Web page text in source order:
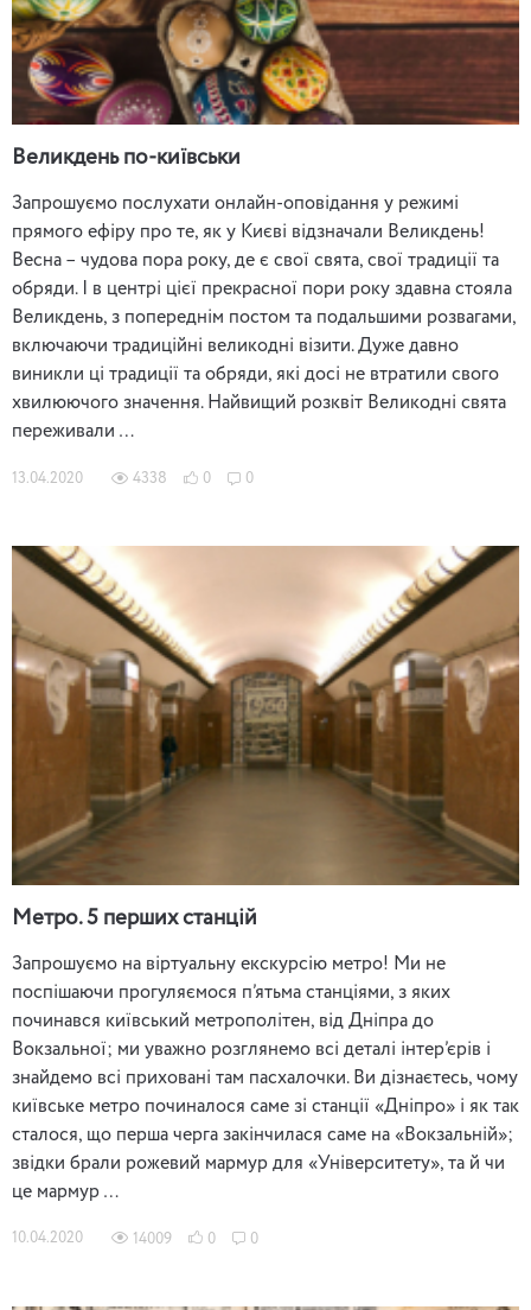
Великдень по-київськи
Запрошуємо послухати онлайн-оповідання у режимі
прямого ефіру про те, як у Києві відзначали Великдень!
Весна – чудова пора року, де є свої свята, свої традиції та
обряди. І в центрі цієї прекрасної пори року здавна стояла
Великдень, з попереднім постом та подальшими розвагами,
включаючи традиційні великодні візити. Дуже давно
виникли ці традиції та обряди, які досі не втратили свого
хвилюючого значення. Найвищий розквіт Великодні свята
переживали …
13.04.2020 4338 0 0
Метро. 5 перших станцій
Запрошуємо на віртуальну екскурсію метро! Ми не
поспішаючи прогуляємося п’ятьма станціями, з яких
починався київський метрополітен, від Дніпра до
Вокзальної; ми уважно розглянемо всі деталі інтер’єрів і
знайдемо всі приховані там пасхалочки. Ви дізнаєтесь, чому
київське метро починалося саме зі станції «Дніпро» і як так
сталося, що перша черга закінчилася саме на «Вокзальній»;
звідки брали рожевий мармур для «Університету», та й чи
це мармур …
10.04.2020 14009 0 0